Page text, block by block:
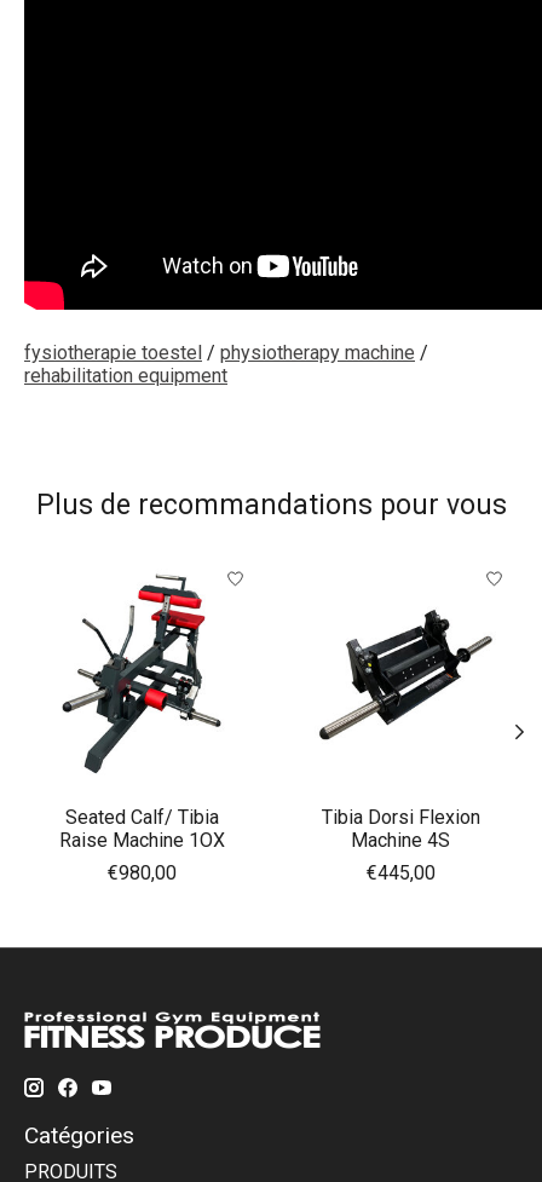
fysiotherapie toestel / physiotherapy machine /
rehabilitation equipment
Plus de recommandations pour vous
Articles du carrousel de produits
Seated Calf/ Tibia
Raise Machine 1OX
€980,00
Tibia Dorsi Flexion
Machine 4S
€445,00
Catégories
PRODUITS